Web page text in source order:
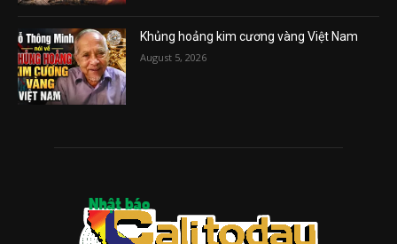
Khủng hoảng kim cương vàng Việt Nam
August 5, 2026